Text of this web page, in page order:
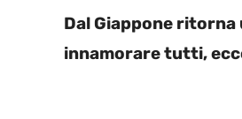
Dal Giappone
innamorare tutti,